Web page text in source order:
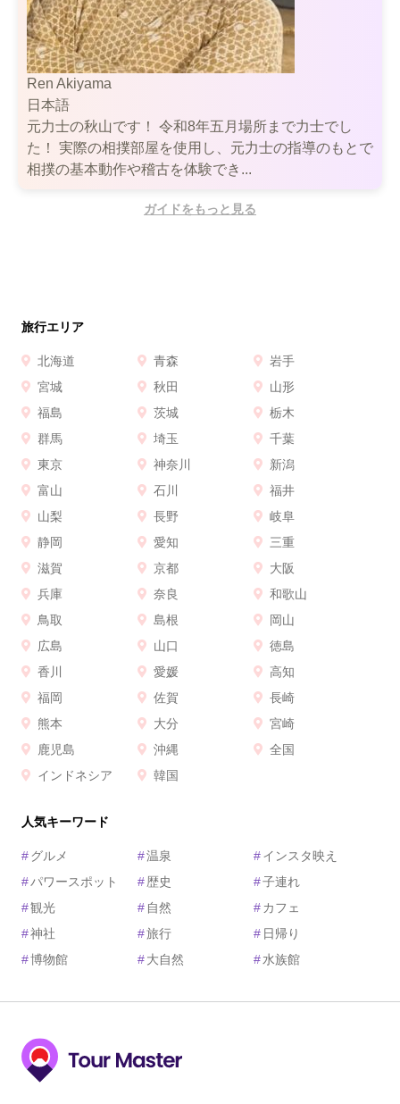
Ren Akiyama
日本語
元力士の秋山です！ 令和8年五月場所まで力士でし
た！ 実際の相撲部屋を使用し、元力士の指導のもとで
相撲の基本動作や稽古を体験でき...
ガイドをもっと見る
旅行エリア
北海道 青森
岩手
宮城
秋田
山形
福島
茨城
栃木
群馬
埼玉
千葉
東京
神奈川
新潟
富山
石川
福井
山梨
長野
岐阜
静岡
愛知
三重
滋賀
京都
大阪
兵庫
奈良
和歌山
鳥取
島根
岡山
広島
山口
徳島
香川
愛媛
高知
福岡
佐賀
長崎
熊本
大分
宮崎
鹿児島
沖縄
全国
インドネシア
韓国
人気キーワード
#グルメ #温泉 #インスタ映え
#パワースポット #歴史 #子連れ
#観光 # 自然 # カフェ
#神社 #旅行 # 日帰り
#博物館 #大自然 #水族館